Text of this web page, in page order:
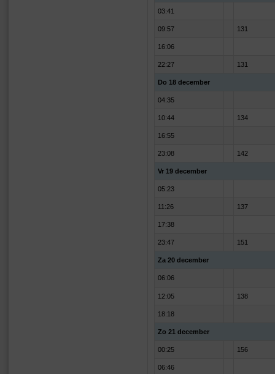
03:41
09:57 131
16:06
22:27 131
Do 18 december
04:35
10:44 134
16:55
23:08 142
Vr 19 december
05:23
11:26 137
17:38
23:47 151
Za 20 december
06:06
12:05 138
18:18
Zo 21 december
00:25 156
06:46